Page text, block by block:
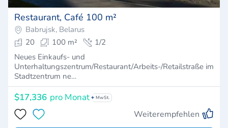
Restaurant, Café 100 m²
Babrujsk, Belarus
20
100 m²
1/2
Neues Einkaufs- und
Unterhaltungszentrum/Restaurant/Arbeits-/Retailstraße im
Stadtzentrum ne…
$17,336 pro Monat MwSt.
Weiterempfehlen